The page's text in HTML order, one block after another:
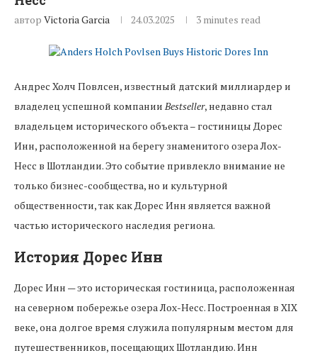
автор Victoria Garcia 24.03.2025 3 minutes read
Андрес Холч Повлсен, известный датский миллиардер и
владелец успешной компании Bestseller, недавно стал
владельцем исторического объекта – гостиницы Дорес
Инн, расположенной на берегу знаменитого озера Лох-
Несс в Шотландии. Это событие привлекло внимание не
только бизнес-сообщества, но и культурной
общественности, так как Дорес Инн является важной
частью исторического наследия региона.
История Дорес Инн
Дорес Инн — это историческая гостиница, расположенная
на северном побережье озера Лох-Несс. Построенная в XIX
веке, она долгое время служила популярным местом для
путешественников, посещающих Шотландию. Инн